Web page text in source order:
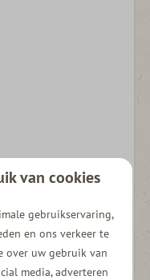
van cookies
gebruikservaring,
en ons verkeer te
over uw gebruik van
media, adverteren